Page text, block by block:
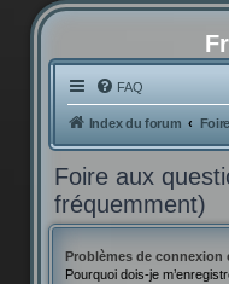
FAQ
Index du forum
Foire aux
fréquemment)
Problèmes de connexion
Pourquoi dois-je